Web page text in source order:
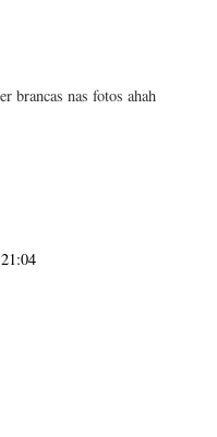
brancas nas fotos ahah